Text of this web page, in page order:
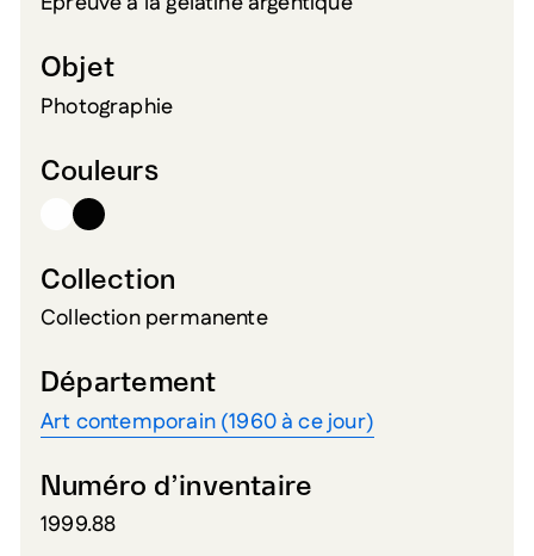
Objet
Photographie
Couleurs
Collection
Collection permanente
Département
Art contemporain (1960 à ce jour)
Numéro d’inventaire
1999.88